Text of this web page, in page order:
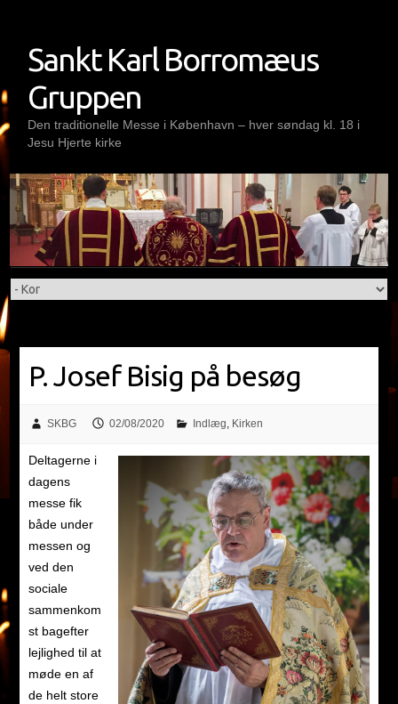
contentSankt Karl Borromæus
Gruppen
Den traditionelle Messe i København – hver søndag kl. 18 i
Jesu Hjerte kirke
P. Josef Bisig på besøg
SKBG 02/08/2020 Indlæg, Kirken
Deltagerne i
dagens
messe fik
både under
messen og
ved den
sociale
sammenkom
st bagefter
lejlighed til at
møde en af
de helt store